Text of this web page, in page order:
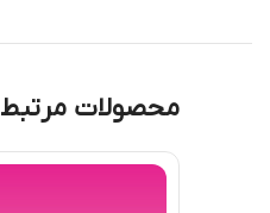
محصولات مرتبط